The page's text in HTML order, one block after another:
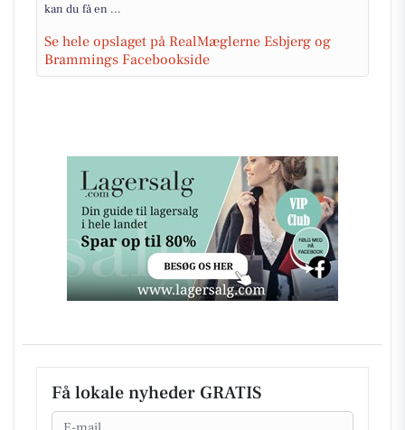
kan du få en ...
Se hele opslaget på RealMæglerne Esbjerg og
Brammings Facebookside
Få lokale nyheder GRATIS
Email